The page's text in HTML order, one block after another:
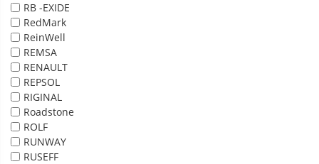
RB -EXIDE
RedMark
ReinWell
REMSA
RENAULT
REPSOL
RIGINAL
Roadstone
ROLF
RUNWAY
RUSEFF